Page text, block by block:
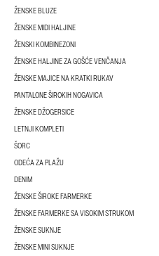
ŽENSKE BLUZE
ŽENSKE MIDI HALJINE
ŽENSKI KOMBINEZONI
ŽENSKE HALJINE ZA GOŠĆE VENČANJA
ŽENSKE MAJICE NA KRATKI RUKAV
PANTALONE ŠIROKIH NOGAVICA
ŽENSKE DŽOGERSICE
LETNJI KOMPLETI
ŠORC
ODEĆA ZA PLAŽU
DENIM
ŽENSKE ŠIROKE FARMERKE
ŽENSKE FARMERKE SA VISOKIM STRUKOM
ŽENSKE SUKNJE
ŽENSKE MINI SUKNJE